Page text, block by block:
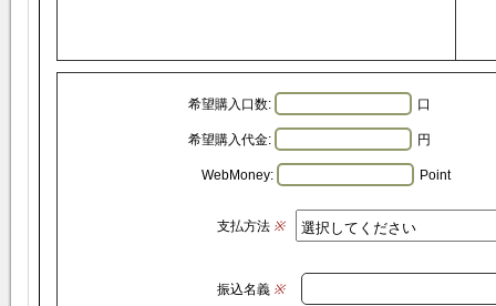
希望購入口数: 口
希望購入代金: 円
WebMoney: Point
支払方法※
振込名義※